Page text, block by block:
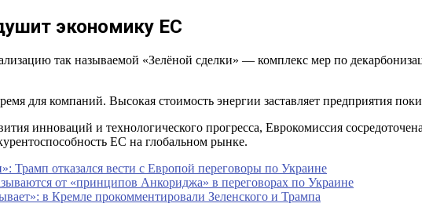
экономику ЕС
так называемой «Зелёной сделки» — комплекс мер по
для компаний. Высокая стоимость энергии заставляет предприятия
инноваций и технологического прогресса, Еврокомиссия
ЕС на глобальном рынке.
Трамп отказался вести с Европой переговоры по Украине
от «принципов Анкориджа» в переговорах по Украине
в Кремле прокомментировали Зеленского и Трампа